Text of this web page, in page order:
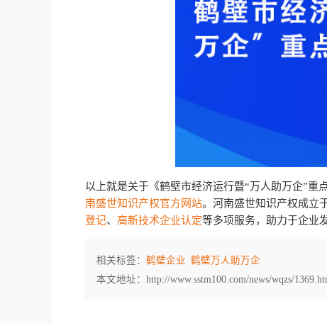
以上就是关于《鹤壁市经济运行暨“万人助万企”
南盛世知识产权官方网站。河南盛世知识产权成立
登记、 高新技术企业认定等多项服务，助力于企业
相关标签： 鹤壁企业 鹤壁万人助万企
本文地址：http://www.sstm100.com/news/wqzs/